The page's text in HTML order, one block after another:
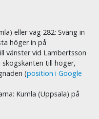
eller väg 282: Sväng in
höger in på
vänster vid Lambertsson
till höger,
(position i Google
Kumla (Uppsala) på